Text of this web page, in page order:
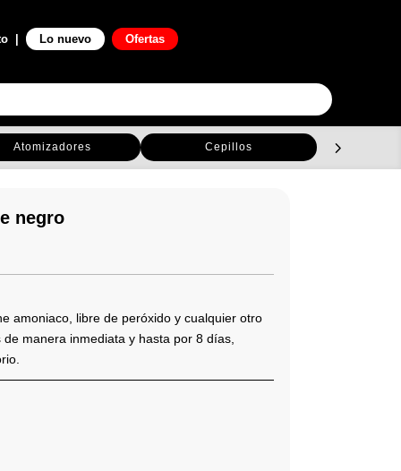
| Lo nuevo Ofertas
Atomizadores Cepillos
negro
amoniaco, libre de peróxido y cualquier otro
manera inmediata y hasta por 8 días,